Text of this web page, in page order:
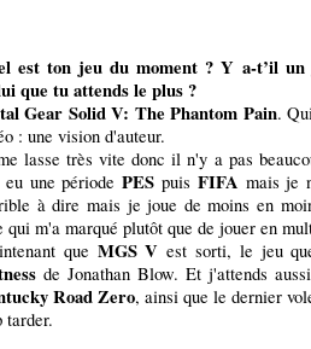
est ton jeu du moment ? Y a-t’il
que tu attends le plus ?
Gear Solid V: The Phantom Pain.
: une vision d'auteur.
lasse très vite donc il n'y a pas
eu une périodePES puis FIFA mais je
à dire mais je joue de moins en
qui m'a marqué plutôt que de jouer en
que MGS V est sorti, le jeu
de Jonathan Blow. Et j'attends
Road Zero, ainsi que le dernier
tarder.